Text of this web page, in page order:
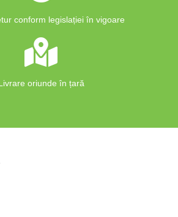
conform legislației în vigoare
oriunde în țară